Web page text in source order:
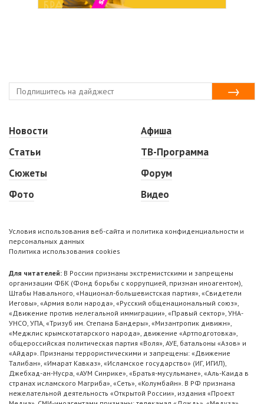
Новости
Статьи
Сюжеты
Фото
Афиша
ТВ-Программа
Форум
Видео
Условия использования веб-сайта и политика конфиденциальности и
персональных данных
Политика использования cookies
Для читателей: В России признаны экстремистскими и запрещены
организации ФБК (Фонд борьбы с коррупцией, признан иноагентом),
Штабы Навального, «Национал-большевистская партия», «Свидетели
Иеговы», «Армия воли народа», «Русский общенациональный союз»,
«Движение против нелегальной иммиграции», «Правый сектор», УНА-
УНСО, УПА, «Тризуб им. Степана Бандеры», «Мизантропик дивижн»,
«Меджлис крымскотатарского народа», движение «Артподготовка»,
общероссийская политическая партия «Воля», АУЕ, батальоны «Азов» и
«Айдар». Признаны террористическими и запрещены: «Движение
Талибан», «Имарат Кавказ», «Исламское государство» (ИГ, ИГИЛ),
Джебхад-ан-Нусра, «АУМ Синрике», «Братья-мусульмане», «Аль-Каида в
странах исламского Магриба», «Сеть», «Колумбайн». В РФ признана
нежелательной деятельность «Открытой России», издания «Проект